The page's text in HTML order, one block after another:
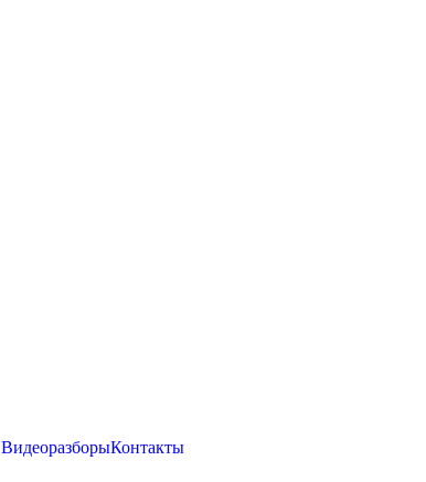
ВидеоразборыКонтакты